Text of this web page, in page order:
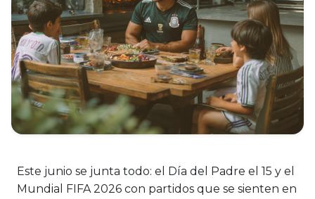
Este junio se junta todo: el Día del Padre el 15 y el
Mundial FIFA 2026 con partidos que se sienten en